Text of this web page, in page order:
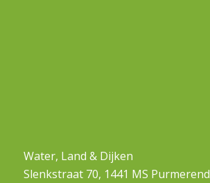
Water, Land & Dijken
Slenkstraat 70, 1441 MS Purmerend